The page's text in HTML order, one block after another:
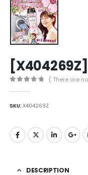
( There are
SKU:X404269Z
DESCRIPTION